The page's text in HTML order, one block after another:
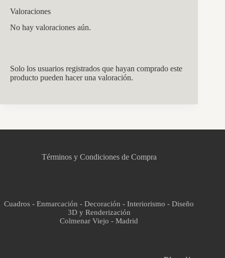
Valoraciones
No hay valoraciones aún.
Solo los usuarios registrados que hayan comprado este
producto pueden hacer una valoración.
Términos y Condiciones de Compra
Cuadros - Enmarcación - Decoración - Interiorismo - Diseño
3D y Renderización
Colmenar Viejo - Madrid
Asistente virtual · En línea